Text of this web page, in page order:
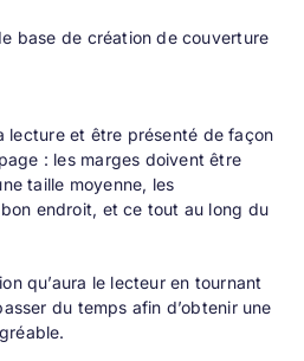
base de création de couverture
lecture et être présenté de façon
: les marges doivent être
taille moyenne, les
endroit, et ce tout au long du
qu’aura le lecteur en tournant
du temps afin d’obtenir une